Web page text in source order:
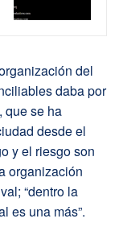
del
daba por
, que se ha
desde el
y el riesgo son
organización
“dentro la
es una más”.